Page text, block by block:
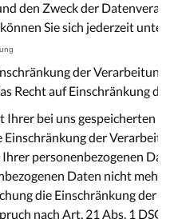
den Zweck der
Sie sich jederzeit
der
Recht auf Einschränkung
Ihrer bei uns gespeicherten
Einschränkung der
personenbezogenen
Daten nicht mehr
die Einschränkung der
nach Art. 21 Abs. 1